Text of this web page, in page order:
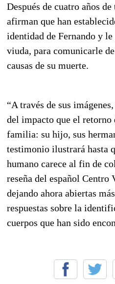
Después de cuatro años
afirman que han
identidad de Fernando y le
viuda, para comunicarle
causas de su muerte.
“A través de sus
del impacto que el retorno
familia: su hijo, sus
testimonio ilustrará hasta
humano carece al fin de
reseña del español Centro
dejando ahora abiertas
respuestas sobre la
cuerpos que han sido